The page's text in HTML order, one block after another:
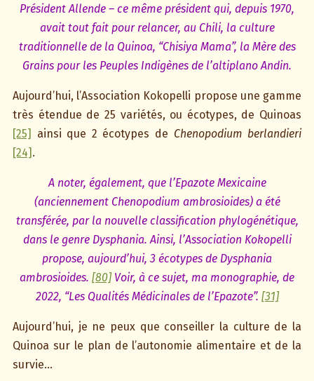
Président Allende – ce même président qui, depuis 1970,
avait tout fait pour relancer, au Chili, la culture
traditionnelle de la Quinoa, “Chisiya Mama”, la Mère des
Grains pour les Peuples Indigènes de l’altiplano Andin.
Aujourd’hui, l’Association Kokopelli propose une gamme
très étendue de 25 variétés, ou écotypes, de Quinoas
[25]
ainsi que 2 écotypes de Chenopodium berlandieri
[24] .
A noter, également, que l’Epazote Mexicaine
(anciennement Chenopodium ambrosioides) a été
transférée, par la nouvelle classification phylogénétique,
dans le genre Dysphania. Ainsi, l’Association Kokopelli
propose, aujourd’hui, 3 écotypes de Dysphania
ambrosioides. [80]Voir, à ce sujet, ma monographie, de
2022, “Les Qualités Médicinales de l’Epazote”. [31]
Aujourd’hui, je ne peux que conseiller la culture de la
Quinoa sur le plan de l’autonomie alimentaire et de la
survie…